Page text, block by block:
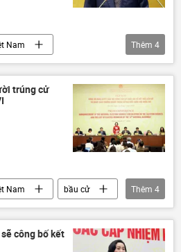
Nam
sản Việt Nam
VN bầu cử
Thêm 4
trúng cử
Nam
bầu cử
đại biểu quốc hội
Thêm 4
công bố kết